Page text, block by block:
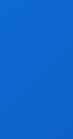
под
лицензий